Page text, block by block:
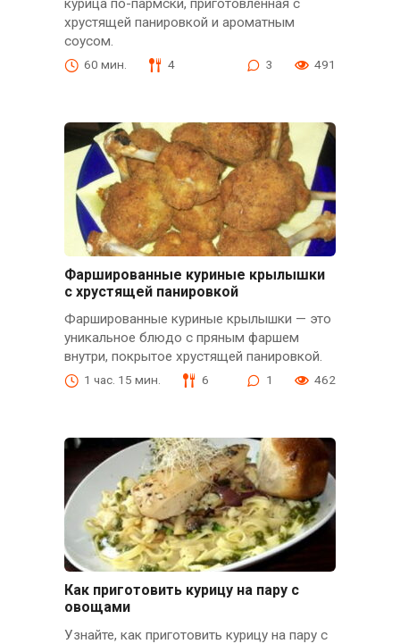
курица по-пармски, приготовленная с
хрустящей панировкой и ароматным
соусом.
60 мин. 4 3 491
Фаршированные куриные крылышки
с хрустящей панировкой
Фаршированные куриные крылышки — это
уникальное блюдо с пряным фаршем
внутри, покрытое хрустящей панировкой.
1 час. 15 мин. 6 1 462
Как приготовить курицу на пару с
овощами
Узнайте, как приготовить курицу на пару с